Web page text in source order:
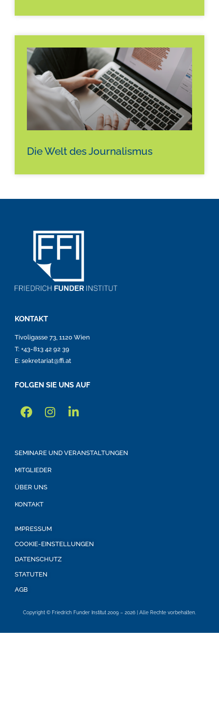
Die Welt des Journalismus
KONTAKT
Tivoligasse 73, 1120 Wien
T: +43-813 42 92 39
E: sekretariat@ffi.at
FOLGEN SIE UNS AUF
SEMINARE UND VERANSTALTUNGEN
MITGLIEDER
ÜBER UNS
KONTAKT
IMPRESSUM
COOKIE-EINSTELLUNGEN
DATENSCHUTZ
STATUTEN
AGB
Copyright © Friedrich Funder Institut 2009 – 2026 | Alle Rechte vorbehalten.